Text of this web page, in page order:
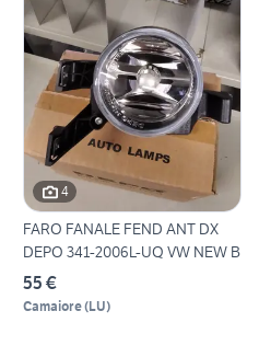
4
FARO FANALE FEND ANT DX
DEPO 341-2006L-UQ VW NEW B
55 €
Camaiore(LU)